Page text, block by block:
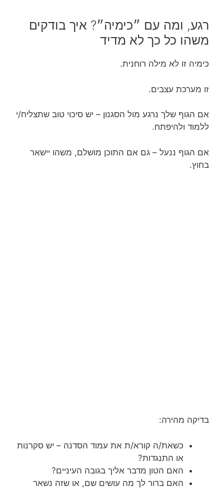
רגע, ומה עם ״כימיה״? איך בודקים
משהו כל כך לא מדיד
כימיה זו לא מילה רוחנית.
זו מערכת עצבים.
אם הגוף שלך נרגע מול הסגנון – יש סיכוי טוב שתצליח/י
ללמוד ולהיפתח.
אם הגוף ננעל – גם אם התוכן מושלם, משהו יישאר
בחוץ.
בדיקה מהירה:
כשאת/ה קורא/ת את עמוד הסדנה – יש סקרנות
או התנגדות?
האם הטון מדבר אליך בגובה העיניים?
האם ברור לך מה עושים שם, או שזה נשאר